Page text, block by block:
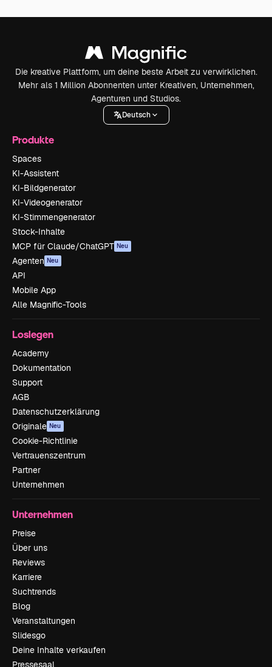
Die kreative Plattform, um deine beste Arbeit zu verwirklichen.
Mehr als 1 Million Abonnenten unter Kreativen, Unternehmen,
Agenturen und Studios.
Deutsch
Produkte
Spaces
KI-Assistent
KI-Bildgenerator
KI-Videogenerator
KI-Stimmengenerator
Stock-Inhalte
MCP für Claude/ChatGPT Neu
Agenten Neu
API
Mobile App
Alle Magnific-Tools
Loslegen
Academy
Dokumentation
Support
AGB
Datenschutzerklärung
Originale Neu
Cookie-Richtlinie
Vertrauenszentrum
Partner
Unternehmen
Unternehmen
Preise
Über uns
Reviews
Karriere
Suchtrends
Blog
Veranstaltungen
Slidesgo
Deine Inhalte verkaufen
Pressesaal